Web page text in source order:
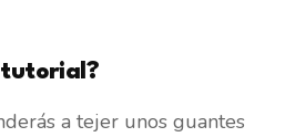
tutorial?
a tejer unos guantes